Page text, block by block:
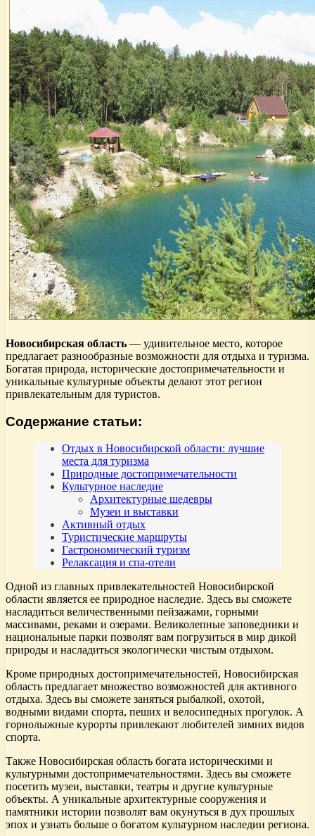
Новосибирская область — удивительное место, которое
предлагает разнообразные возможности для отдыха и туризма.
Богатая природа, исторические достопримечательности и
уникальные культурные объекты делают этот регион
привлекательным для туристов.
Содержание статьи:
Отдых в Новосибирской области: лучшие
места для туризма
Природные достопримечательности
Культурное наследие
Архитектурные шедевры
Музеи и выставки
Активный отдых
Туристические маршруты
Гастрономический туризм
Релаксация и спа-отели
Одной из главных привлекательностей Новосибирской
области является ее природное наследие. Здесь вы сможете
насладиться величественными пейзажами, горными
массивами, реками и озерами. Великолепные заповедники и
национальные парки позволят вам погрузиться в мир дикой
природы и насладиться экологически чистым отдыхом.
Кроме природных достопримечательностей, Новосибирская
область предлагает множество возможностей для активного
отдыха. Здесь вы сможете заняться рыбалкой, охотой,
водными видами спорта, пеших и велосипедных прогулок. А
горнолыжные курорты привлекают любителей зимних видов
спорта.
Также Новосибирская область богата историческими и
культурными достопримечательностями. Здесь вы сможете
посетить музеи, выставки, театры и другие культурные
объекты. А уникальные архитектурные сооружения и
памятники истории позволят вам окунуться в дух прошлых
эпох и узнать больше о богатом культурном наследии региона.